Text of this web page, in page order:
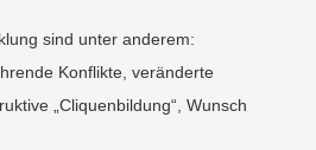
sind unter anderem:
Konflikte, veränderte
„Cliquenbildung“, Wunsch